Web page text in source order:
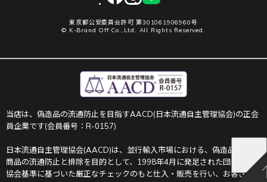
東京都公安委員会許可 第301061906960号
© K-Brand Off Co.,Ltd. All Rights Reserved.
当店は、偽造品の流通防止を目指すAACD(日本流通自主管理協会)の正会
員企業です(会員番号：R-0157)
日本流通自主管理協会(AACD)は、並行輸入市場における、偽造品や不正
商品の流通防止と排除を目的として、1998年4月に発足された団体です。
協会基準に基づいた厳正なチェックのもと仕入・販売を行い、お客さま